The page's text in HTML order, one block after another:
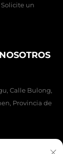
un
Calle Bulong,
Provincia de